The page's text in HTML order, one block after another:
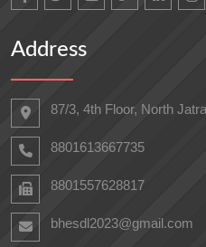
Address
87/3, 4th Floor, North
8801613667735
8801557628817
bhesdl2023@gmail.com